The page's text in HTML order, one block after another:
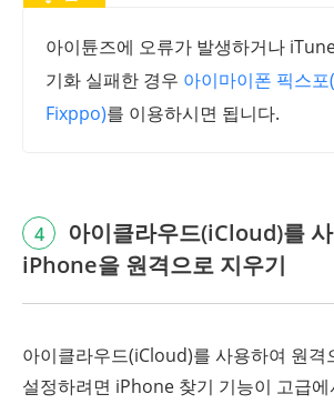
아이튠즈에 오류가 발생하거나
기화 실패한 경우 아이마이폰 픽스
Fixppo)를 이용하시면 됩니다.
4
아이클라우드(iCloud)를
iPhone을 원격으로 지우기
아이클라우드(iCloud)를 사용하여 원격
설정하려면 iPhone 찾기 기능이 고급